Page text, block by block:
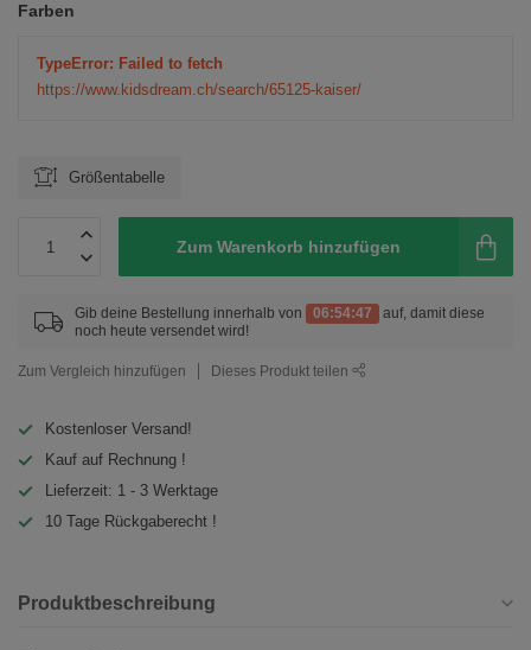
Farben
TypeError: Failed to fetch
https://www.kidsdream.ch/search/65125-kaiser/
Größentabelle
Zum Warenkorb hinzufügen
Gib deine Bestellung innerhalb von 06:54:47
auf, damit diese
noch heute versendet wird!
Zum Vergleich hinzufügen Dieses Produkt teilen
Kostenloser Versand!
Kauf auf Rechnung !
Lieferzeit: 1 - 3 Werktage
10 Tage Rückgaberecht !
Produktbeschreibung